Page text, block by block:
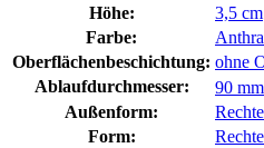
Höhe:
3,5 cm
Farbe:
Oberflächenbeschichtung: ohne
Ablaufdurchmesser:
90 mm
Außenform:
Form: